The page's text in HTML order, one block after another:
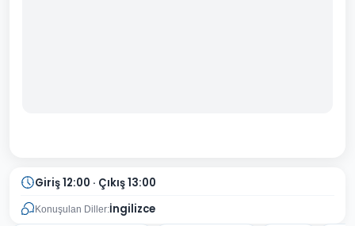
Giriş 12:00 · Çıkış 13:00
Konuşulan Diller:İngilizce